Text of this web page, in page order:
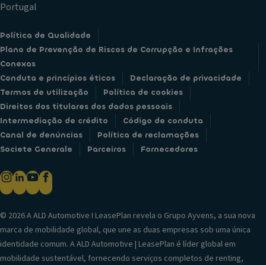
Portugal
Política de Qualidade
Plano de Prevenção de Riscos de Corrupção e Infrações
Conexas
Conduta e princípios éticos
Declaração de privacidade
Termos de utilização
Política de cookies
Direitos dos titulares dos dados pessoais
Intermediação de crédito
Código de conduta
Canal de denúncias
Política de reclamações
Societe Generale
Parceiros Fornecedores
© 2026 A ALD Automotive I LeasePlan revela o Grupo Ayvens, a sua nova
marca de mobilidade global, que une as duas empresas sob uma única
identidade comum. A ALD Automotive | LeasePlan é líder global em
mobilidade sustentável, fornecendo serviços completos de renting,